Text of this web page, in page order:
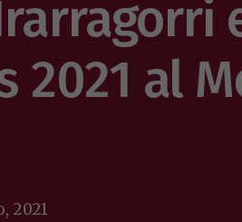
2021 al
2021